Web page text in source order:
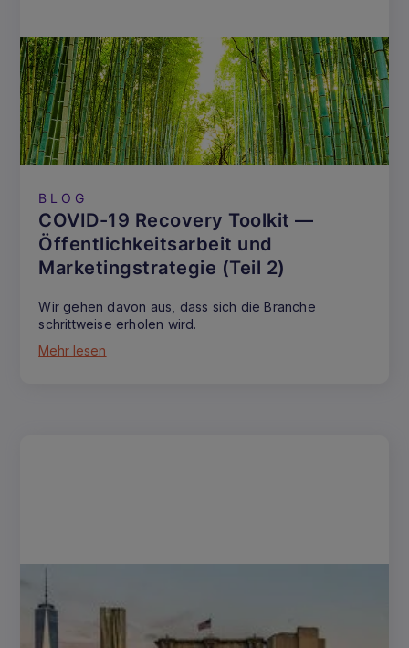
BLOG
COVID-19 Recovery Toolkit —
Öffentlichkeitsarbeit und
Marketingstrategie (Teil 2)
Wir gehen davon aus, dass sich die Branche
schrittweise erholen wird.
Mehr lesen